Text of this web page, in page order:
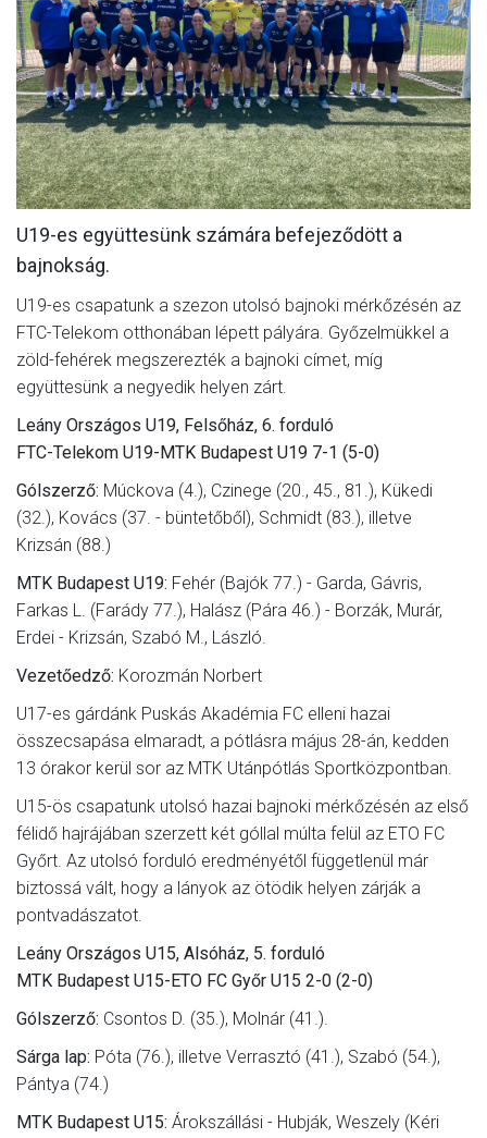
MÉRKŐZÉSEK
JELENTKEZÉS
KLUB
GALÉRIA
SZURKOLÓI ÉLMÉNYEK
SAJTÓ
U19-es együttesünk számára befejeződött a
bajnokság.
U19-es csapatunk a szezon utolsó bajnoki mérkőzésén az
FTC-Telekom otthonában lépett pályára. Győzelmükkel a
zöld-fehérek megszerezték a bajnoki címet, míg
együttesünk a negyedik helyen zárt.
Leány Országos U19, Felsőház, 6. forduló
FTC-Telekom U19-MTK Budapest U19 7-1 (5-0)
Gólszerző: Múckova (4.), Czinege (20., 45., 81.), Kükedi
(32.), Kovács (37. - büntetőből), Schmidt (83.), illetve
Krizsán (88.)
MTK Budapest U19: Fehér (Bajók 77.) - Garda, Gávris,
Farkas L. (Farády 77.), Halász (Pára 46.) - Borzák, Murár,
Erdei - Krizsán, Szabó M., László.
Vezetőedző: Korozmán Norbert
U17-es gárdánk Puskás Akadémia FC elleni hazai
összecsapása elmaradt, a pótlásra május 28-án, kedden
13 órakor kerül sor az MTK Utánpótlás Sportközpontban.
U15-ös csapatunk utolsó hazai bajnoki mérkőzésén az első
félidő hajrájában szerzett két góllal múlta felül az ETO FC
Győrt. Az utolsó forduló eredményétől függetlenül már
biztossá vált, hogy a lányok az ötödik helyen zárják a
pontvadászatot.
Leány Országos U15, Alsóház, 5. forduló
MTK Budapest U15-ETO FC Győr U15 2-0 (2-0)
Gólszerző: Csontos D. (35.), Molnár (41.).
Sárga lap: Póta (76.), illetve Verrasztó (41.), Szabó (54.),
Pántya (74.)
MTK Budapest U15: Árokszállási - Hubják, Weszely (Kéri